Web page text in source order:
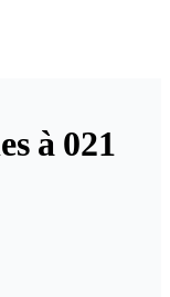
à 021